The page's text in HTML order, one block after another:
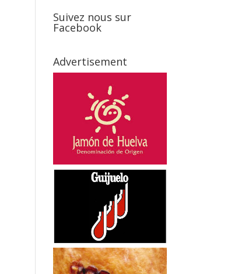
Suivez nous sur
Facebook
Advertisement